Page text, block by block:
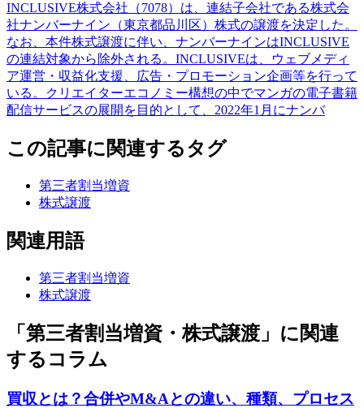
INCLUSIVE株式会社（7078）は、連結子会社である株式会
社ナンバーナイン（東京都品川区）株式の譲渡を決定した。
なお、本件株式譲渡に伴い、ナンバーナインはINCLUSIVE
の連結対象から除外される。INCLUSIVEは、ウェブメディ
ア運営・収益化支援、広告・プロモーション企画等を行って
いる。クリエイターエコノミー構想の中でマンガの電子書籍
配信サービスの展開を目的として、2022年1月にナンバ
この記事に関連するタグ
第三者割当増資
株式譲渡
関連用語
第三者割当増資
株式譲渡
「第三者割当増資・株式譲渡」に関連
するコラム
買収とは？合併やM&Aとの違い、種類、プロセス